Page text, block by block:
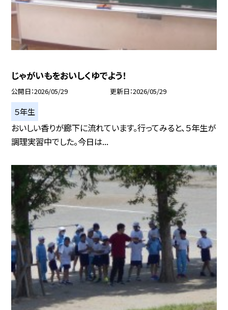
じゃがいもをおいしくゆでよう！
公開日 2026/05/29 更新日 2026/05/29
５年生
おいしい香りが廊下に流れています。行ってみると、５年生が
調理実習中でした。今日は...